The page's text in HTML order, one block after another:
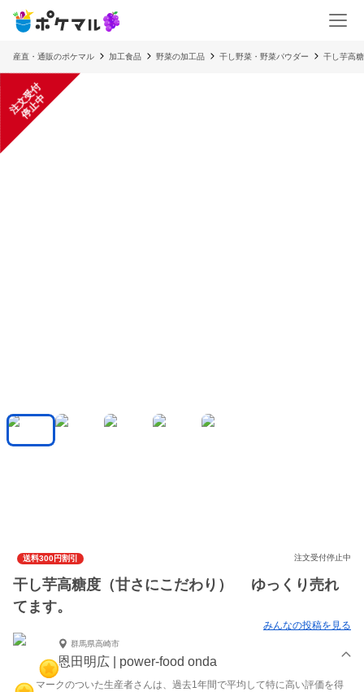
産直・通販のポケマル 加工食品 野菜の加工品 干し野菜・野菜パウダー 干し芋高
注
文
受
付
停
止
中
送料300円割引 注文受付停止中
干し芋高糖度（甘さにこだわり） ゆっくり売れ
てます。
みんなの投稿を見る
群馬県高崎市
恩田明広 | power-food onda
マークのついた生産者さんは、過去1年間で平均して特に高い評価を得